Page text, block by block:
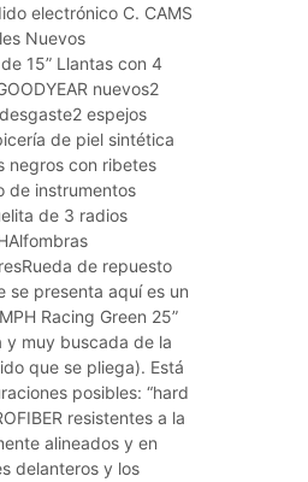
electrónico C. CAMS
Nuevos
15” Llantas con 4
nuevos2
espejos
de piel sintética
negros con ribetes
de instrumentos
de 3 radios
de repuesto
se presenta aquí es un
Racing Green 25”
y muy buscada de la
que se pliega). Está
posibles: “hard
resistentes a la
alineados y en
delanteros y los